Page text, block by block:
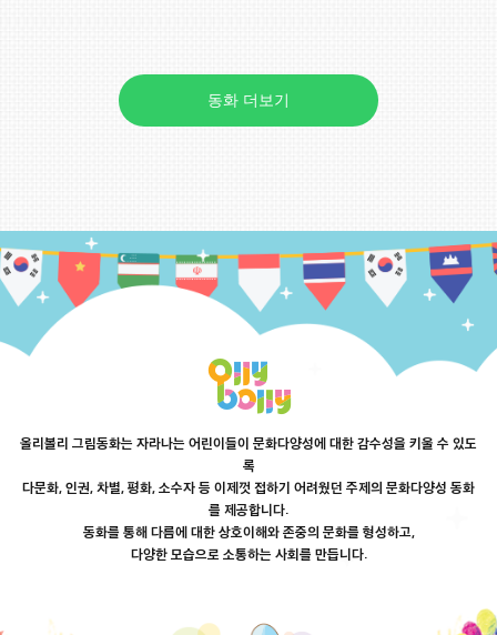
동화 더보기
올리볼리 그림동화는 자라나는 어린이들이 문화다양성에 대한 감수성을 키울 수 있도
록
다문화, 인권, 차별, 평화, 소수자 등 이제껏 접하기 어려웠던 주제의 문화다양성 동화
를 제공합니다.
동화를 통해 다름에 대한 상호이해와 존중의 문화를 형성하고,
다양한 모습으로 소통하는 사회를 만듭니다.